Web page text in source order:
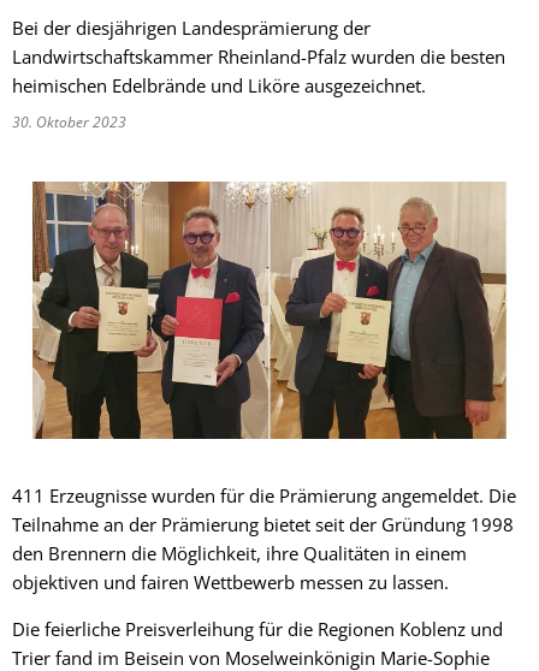
Bei der diesjährigen Landesprämierung der
Landwirtschaftskammer Rheinland-Pfalz wurden die besten
heimischen Edelbrände und Liköre ausgezeichnet.
30. Oktober 2023
411 Erzeugnisse wurden für die Prämierung angemeldet. Die
Teilnahme an der Prämierung bietet seit der Gründung 1998
den Brennern die Möglichkeit, ihre Qualitäten in einem
objektiven und fairen Wettbewerb messen zu lassen.
Die feierliche Preisverleihung für die Regionen Koblenz und
Trier fand im Beisein von Moselweinkönigin Marie-Sophie